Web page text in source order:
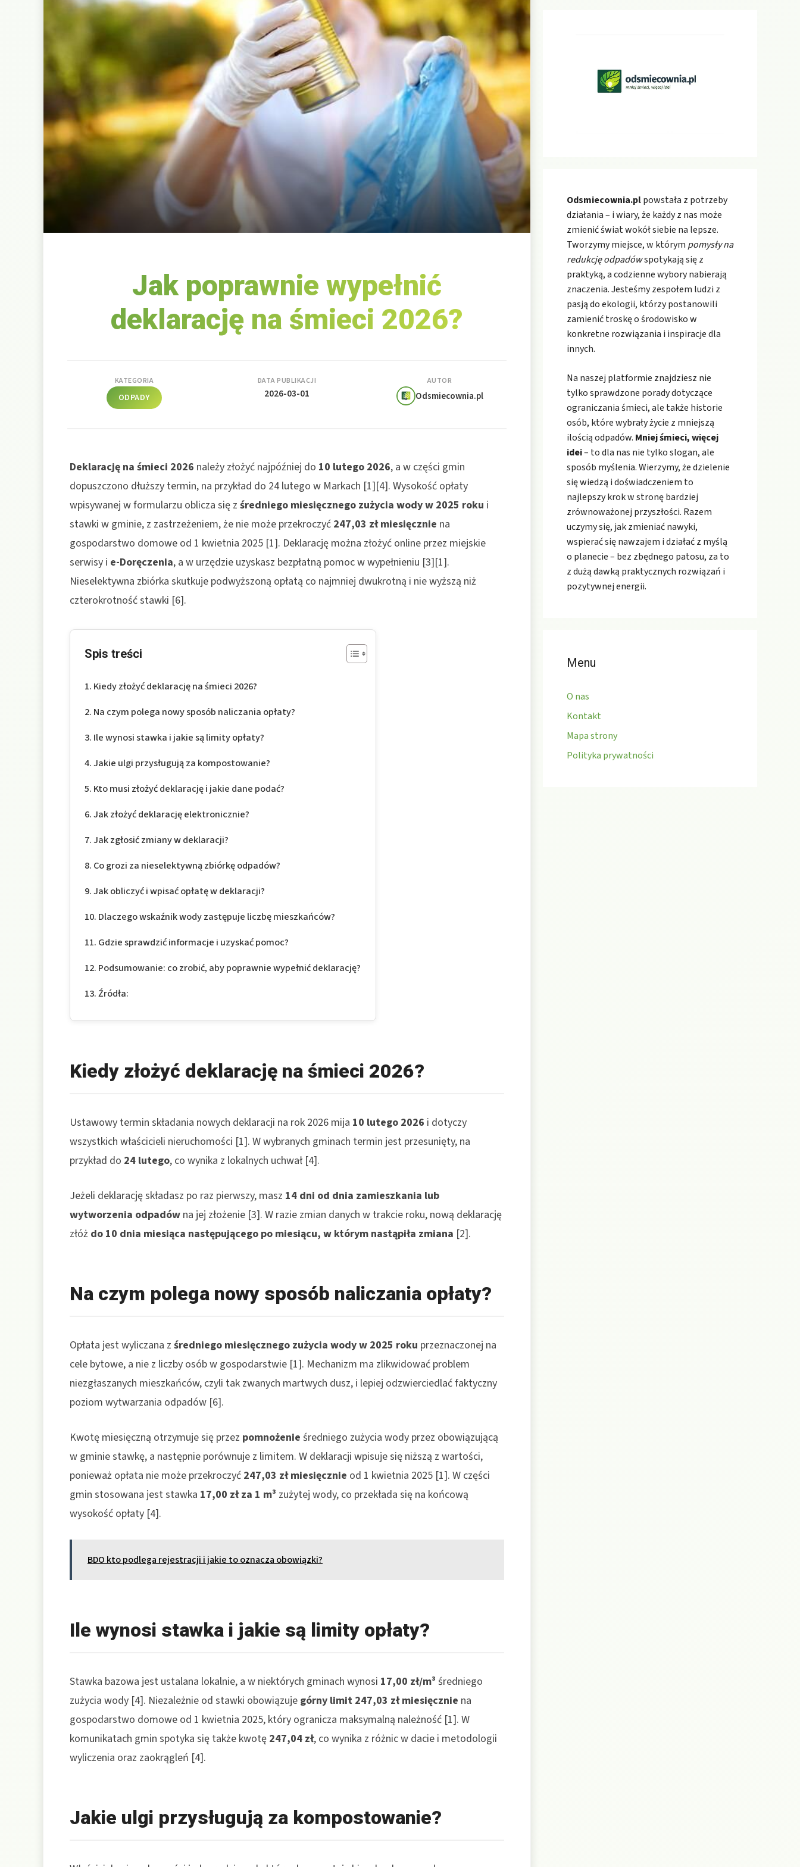
Jak poprawnie wypełnić
deklarację na śmieci 2026?
KATEGORIA
ODPADY
DATA PUBLIKACJI
2026-03-01
AUTOR
Odsmiecownia.pl
Deklarację na śmieci 2026 należy złożyć najpóźniej do 10 lutego 2026, a w części gmin
dopuszczono dłuższy termin, na przykład do 24 lutego w Markach [1][4]. Wysokość opłaty
wpisywanej w formularzu oblicza się z średniego miesięcznego zużycia wody w 2025 roku i
stawki w gminie, z zastrzeżeniem, że nie może przekroczyć 247,03 zł miesięcznie na
gospodarstwo domowe od 1 kwietnia 2025 [1]. Deklarację można złożyć online przez miejskie
serwisy i e-Doręczenia, a w urzędzie uzyskasz bezpłatną pomoc w wypełnieniu [3][1].
Nieselektywna zbiórka skutkuje podwyższoną opłatą co najmniej dwukrotną i nie wyższą niż
czterokrotność stawki [6].
Spis treści
Kiedy złożyć deklarację na śmieci 2026?
Na czym polega nowy sposób naliczania opłaty?
Ile wynosi stawka i jakie są limity opłaty?
Jakie ulgi przysługują za kompostowanie?
Kto musi złożyć deklarację i jakie dane podać?
Jak złożyć deklarację elektronicznie?
Jak zgłosić zmiany w deklaracji?
Co grozi za nieselektywną zbiórkę odpadów?
Jak obliczyć i wpisać opłatę w deklaracji?
Dlaczego wskaźnik wody zastępuje liczbę mieszkańców?
Gdzie sprawdzić informacje i uzyskać pomoc?
Podsumowanie: co zrobić, aby poprawnie wypełnić deklarację?
Źródła:
Kiedy złożyć deklarację na śmieci 2026?
Ustawowy termin składania nowych deklaracji na rok 2026 mija 10 lutego 2026 i dotyczy
wszystkich właścicieli nieruchomości [1]. W wybranych gminach termin jest przesunięty, na
przykład do 24 lutego, co wynika z lokalnych uchwał [4].
Jeżeli deklarację składasz po raz pierwszy, masz 14 dni od dnia zamieszkania lub
wytworzenia odpadów na jej złożenie [3]. W razie zmian danych w trakcie roku, nową deklarację
złóż do 10 dnia miesiąca następującego po miesiącu, w którym nastąpiła zmiana [2].
Na czym polega nowy sposób naliczania opłaty?
Opłata jest wyliczana z średniego miesięcznego zużycia wody w 2025 roku przeznaczonej na
cele bytowe, a nie z liczby osób w gospodarstwie [1]. Mechanizm ma zlikwidować problem
niezgłaszanych mieszkańców, czyli tak zwanych martwych dusz, i lepiej odzwierciedlać faktyczny
poziom wytwarzania odpadów [6].
Kwotę miesięczną otrzymuje się przez pomnożenie średniego zużycia wody przez obowiązującą
w gminie stawkę, a następnie porównuje z limitem. W deklaracji wpisuje się niższą z wartości,
ponieważ opłata nie może przekroczyć 247,03 zł miesięcznie od 1 kwietnia 2025 [1]. W części
gmin stosowana jest stawka 17,00 zł za 1 m³ zużytej wody, co przekłada się na końcową
wysokość opłaty [4].
BDO kto podlega rejestracji i jakie to oznacza obowiązki?
Ile wynosi stawka i jakie są limity opłaty?
Stawka bazowa jest ustalana lokalnie, a w niektórych gminach wynosi 17,00 zł/m³ średniego
zużycia wody [4]. Niezależnie od stawki obowiązuje górny limit 247,03 zł miesięcznie na
gospodarstwo domowe od 1 kwietnia 2025, który ogranicza maksymalną należność [1]. W
komunikatach gmin spotyka się także kwotę 247,04 zł, co wynika z różnic w dacie i metodologii
wyliczenia oraz zaokrągleń [4].
Jakie ulgi przysługują za kompostowanie?
Odsmiecownia.plpowstała z potrzeby
działania – i wiary, że każdy z nas może
zmienić świat wokół siebie na lepsze.
Tworzymy miejsce, w którym pomysły na
redukcję odpadówspotykają się z
praktyką, a codzienne wybory nabierają
znaczenia. Jesteśmy zespołem ludzi z
pasją do ekologii, którzy postanowili
zamienić troskę o środowisko w
konkretne rozwiązania i inspiracje dla
innych.
Na naszej platformie znajdziesz nie
tylko sprawdzone porady dotyczące
ograniczania śmieci, ale także historie
osób, które wybrały życie z mniejszą
ilością odpadów. Mniej śmieci, więcej
idei– to dla nas nie tylko slogan, ale
sposób myślenia. Wierzymy, że dzielenie
się wiedzą i doświadczeniem to
najlepszy krok w stronę bardziej
zrównoważonej przyszłości. Razem
uczymy się, jak zmieniać nawyki,
wspierać się nawzajem i działać z myślą
o planecie – bez zbędnego patosu, za to
z dużą dawką praktycznych rozwiązań i
pozytywnej energii.
Menu
O nas
Kontakt
Mapa strony
Polityka prywatności